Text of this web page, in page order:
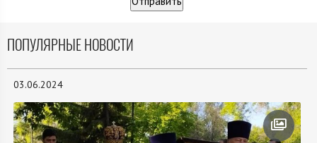
ПОПУЛЯРНЫЕ НОВОСТИ
03.06.2024